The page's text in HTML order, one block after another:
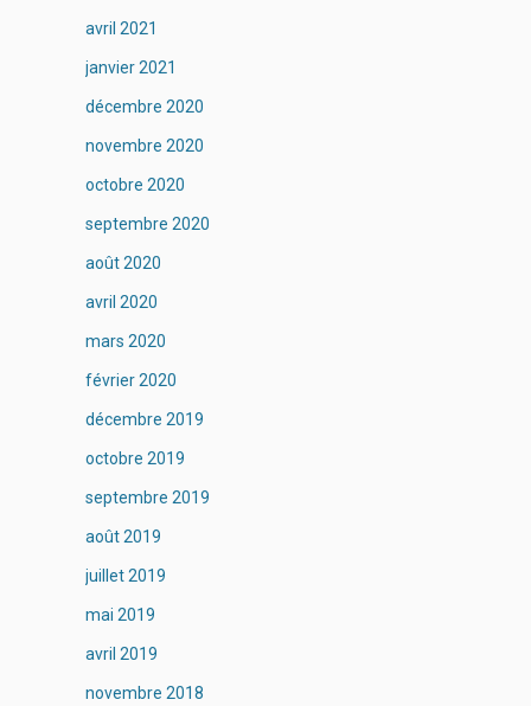
avril 2021
janvier 2021
décembre 2020
novembre 2020
octobre 2020
septembre 2020
août 2020
avril 2020
mars 2020
février 2020
décembre 2019
octobre 2019
septembre 2019
août 2019
juillet 2019
mai 2019
avril 2019
novembre 2018